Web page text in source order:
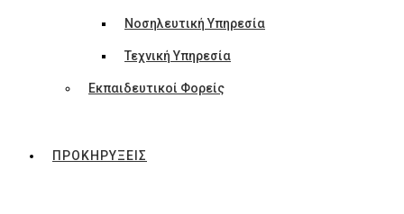
Νοσηλευτική Υπηρεσία
Τεχνική Υπηρεσία
Εκπαιδευτικοί Φορείς
ΠΡΟΚΗΡΥΞΕΙΣ